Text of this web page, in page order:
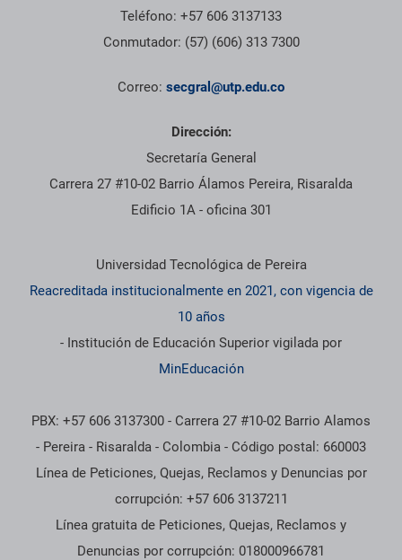
Teléfono: +57 606 3137133
Conmutador: (57) (606) 313 7300
Correo: secgral@utp.edu.co
Dirección:
Secretaría General
Carrera 27 #10-02 Barrio Álamos Pereira, Risaralda
Edificio 1A - oficina 301
Información institucional
Universidad Tecnológica de Pereira
Reacreditada institucionalmente en 2021, con vigencia de
10 años
- Institución de Educación Superior vigilada por
MinEducación
PBX: +57 606 3137300 - Carrera 27 #10-02 Barrio Alamos
- Pereira - Risaralda - Colombia - Código postal: 660003
Línea de Peticiones, Quejas, Reclamos y Denuncias por
corrupción: +57 606 3137211
Línea gratuita de Peticiones, Quejas, Reclamos y
Denuncias por corrupción: 018000966781